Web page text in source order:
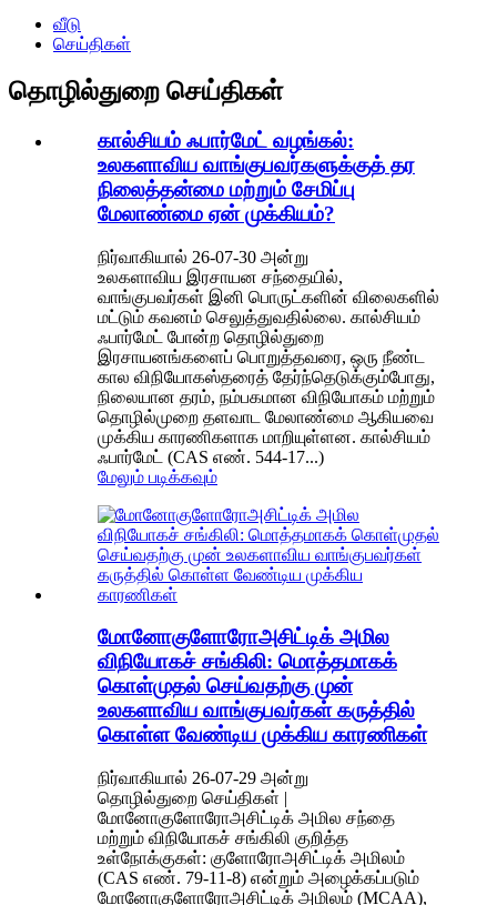
வீடு
செய்திகள்
தொழில்துறை செய்திகள்
கால்சியம் ஃபார்மேட் வழங்கல்:
உலகளாவிய வாங்குபவர்களுக்குத் தர
நிலைத்தன்மை மற்றும் சேமிப்பு
மேலாண்மை ஏன் முக்கியம்?
நிர்வாகியால் 26-07-30 அன்று
உலகளாவிய இரசாயன சந்தையில்,
வாங்குபவர்கள் இனி பொருட்களின் விலைகளில்
மட்டும் கவனம் செலுத்துவதில்லை. கால்சியம்
ஃபார்மேட் போன்ற தொழில்துறை
இரசாயனங்களைப் பொறுத்தவரை, ஒரு நீண்ட
கால விநியோகஸ்தரைத் தேர்ந்தெடுக்கும்போது, ​​
நிலையான தரம், நம்பகமான விநியோகம் மற்றும்
தொழில்முறை தளவாட மேலாண்மை ஆகியவை
முக்கிய காரணிகளாக மாறியுள்ளன. கால்சியம்
ஃபார்மேட் (CAS எண். 544-17...)
மேலும் படிக்கவும்
மோனோகுளோரோஅசிட்டிக் அமில
விநியோகச் சங்கிலி: மொத்தமாகக்
கொள்முதல் செய்வதற்கு முன்
உலகளாவிய வாங்குபவர்கள் கருத்தில்
கொள்ள வேண்டிய முக்கிய காரணிகள்
நிர்வாகியால் 26-07-29 அன்று
தொழில்துறை செய்திகள் |
மோனோகுளோரோஅசிட்டிக் அமில சந்தை
மற்றும் விநியோகச் சங்கிலி குறித்த
உள்நோக்குகள்: குளோரோஅசிட்டிக் அமிலம்
(CAS எண். 79-11-8) என்றும் அழைக்கப்படும்
மோனோகுளோரோஅசிட்டிக் அமிலம் (MCAA),